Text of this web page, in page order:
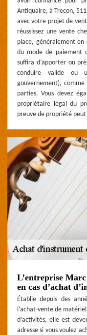
Antiquaire, à Trecon,
avec votre projet de
réussissez une vente
place, généralement en
du mode de paiement
suffira d’apporter ou
conduire valide ou
gouvernement),
parties. Vous devez
propriétaire légal du
preuve de propriété
L’entreprise
en cas d’achat
Établie depuis des
l’achat-vente de
d’activités, elle est
adresse si vous voulez